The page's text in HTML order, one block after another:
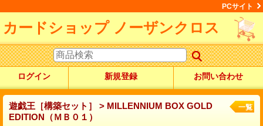
PCサイト
カードショップ ノーザンクロス
ログイン 新規登録 お問い合わせ
遊戯王［構築セット］ > MILLENNIUM BOX GOLD
EDITION（ＭＢ０１）
一覧